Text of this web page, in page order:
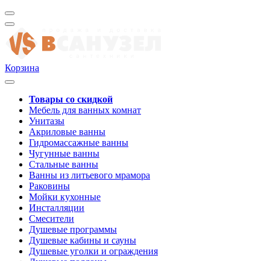
Корзина
Товары со скидкой
Мебель для ванных комнат
Унитазы
Акриловые ванны
Гидромассажные ванны
Чугунные ванны
Стальные ванны
Ванны из литьевого мрамора
Раковины
Мойки кухонные
Инсталляции
Смесители
Душевые программы
Душевые кабины и сауны
Душевые уголки и ограждения